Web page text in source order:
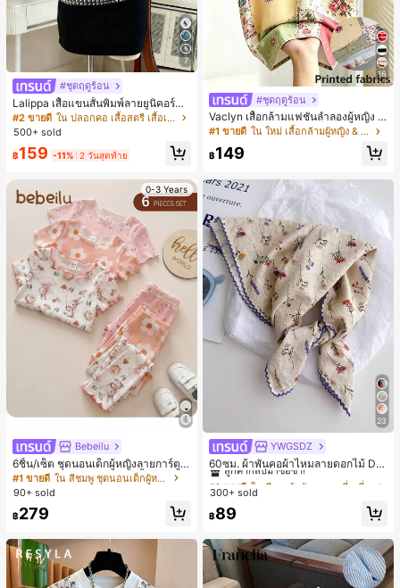
7
#ชุดฤดูร้อน
Lalippa เสื้อแขนสั้นพิมพ์ลายยูนิคอร์นล
ายทางสีตัดกันสำหรับผู้หญิง สไตล์วิทย
าลัย
#2 ขายดี
ใน ปลอกคอ เสื้อสตรี เสื้อเบลาส์ & Tee
500+ sold
฿159 -11% 2 วันสุดท้าย
0-3 Years
Bebeilu
6ชิ้น/เซ็ต ชุดนอนเด็กผู้หญิงลายการ์ตูน
หมีและดอกไม้ คอกลม แขนสั้น กางเกง
ขาสั้น ขอบระบาย สวมใส่สบาย
#1 ขายดี
ใน สีชมพู ชุดนอนเด็กผู้หญิง
90+ sold
฿279
16
#ชุดฤดูร้อน
Vaclyn เสื้อกล้ามแฟชั่นลำลองผู้หญิง ล
ายแพตช์เวิร์ก แขนกุด คอกลม ติดกระดุ
#1 ขายดี ใน ใหม่ เสื้อกล้ามผู้หญิง & Camis
฿149
23
YWGSDZ
60ซม. ผ้าพันคอผ้าไหมลายดอกไม้ Dit
sy สีเบจ, เครื่องประดับใหม่สำหรับผู้หญิ
งฤดูใบไม้ผลิ/ฤดูใบไม้ร่วง, ผ้าพันคอผืน
#1 ขายดี
ลูกค้ากลับมาซื้อซ้ำ!
#1 ขายดี
ลูกค้ากลับมาซื้อซ้ำ!
#1 ขายดี
ลูกค้ากลับมาซื้อซ้ำ!
#1 ขายดี
ใน สีเบจ ผ้าพันคอทรงสี่เหลี่ยมและผ้าพันคอสำหรับผู้
300+ sold
฿89